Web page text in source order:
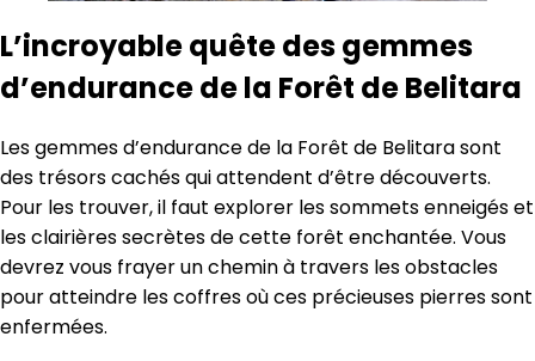
L’incroyable quête des gemmes
d’endurance de la Forêt de Belitara
Les gemmes d’endurance de la Forêt de Belitara sont
des trésors cachés qui attendent d’être découverts.
Pour les trouver, il faut explorer les sommets enneigés et
les clairières secrètes de cette forêt enchantée. Vous
devrez vous frayer un chemin à travers les obstacles
pour atteindre les coffres où ces précieuses pierres sont
enfermées.